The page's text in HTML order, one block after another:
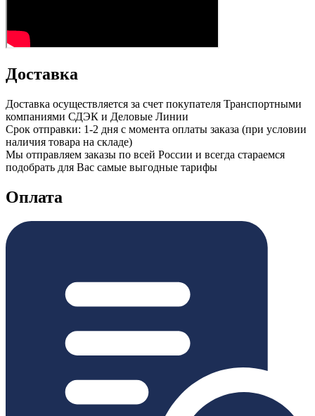
Доставка
Доставка осуществляется за счет покупателя Транспортными
компаниями СДЭК и Деловые Линии
Срок отправки: 1-2 дня с момента оплаты заказа (при условии
наличия товара на складе)
Мы отправляем заказы по всей России и всегда стараемся
подобрать для Вас самые выгодные тарифы
Оплата